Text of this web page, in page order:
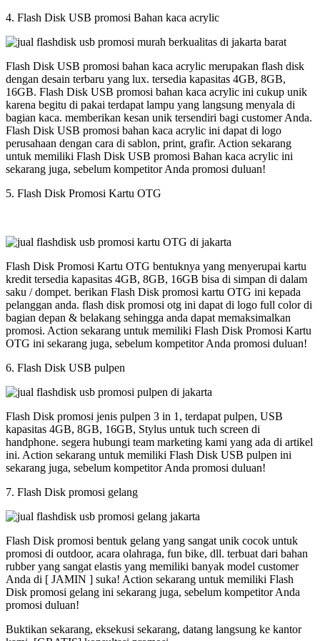
4. Flash Disk USB promosi Bahan kaca acrylic
Flash Disk USB promosi bahan kaca acrylic merupakan flash disk
dengan desain terbaru yang lux. tersedia kapasitas 4GB, 8GB,
16GB. Flash Disk USB promosi bahan kaca acrylic ini cukup unik
karena begitu di pakai terdapat lampu yang langsung menyala di
bagian kaca. memberikan kesan unik tersendiri bagi customer Anda.
Flash Disk USB promosi bahan kaca acrylic ini dapat di logo
perusahaan dengan cara di sablon, print, grafir. Action sekarang
untuk memiliki Flash Disk USB promosi Bahan kaca acrylic ini
sekarang juga, sebelum kompetitor Anda promosi duluan!
5. Flash Disk Promosi Kartu OTG
Flash Disk Promosi Kartu OTG bentuknya yang menyerupai kartu
kredit tersedia kapasitas 4GB, 8GB, 16GB bisa di simpan di dalam
saku / dompet. berikan Flash Disk promosi kartu OTG ini kepada
pelanggan anda. flash disk promosi otg ini dapat di logo full color di
bagian depan & belakang sehingga anda dapat memaksimalkan
promosi. Action sekarang untuk memiliki Flash Disk Promosi Kartu
OTG ini sekarang juga, sebelum kompetitor Anda promosi duluan!
6. Flash Disk USB pulpen
Flash Disk promosi jenis pulpen 3 in 1, terdapat pulpen, USB
kapasitas 4GB, 8GB, 16GB, Stylus untuk tuch screen di
handphone. segera hubungi team marketing kami yang ada di artikel
ini. Action sekarang untuk memiliki Flash Disk USB pulpen ini
sekarang juga, sebelum kompetitor Anda promosi duluan!
7. Flash Disk promosi gelang
Flash Disk promosi bentuk gelang yang sangat unik cocok untuk
promosi di outdoor, acara olahraga, fun bike, dll. terbuat dari bahan
rubber yang sangat elastis yang memiliki banyak model customer
Anda di [ JAMIN ] suka! Action sekarang untuk memiliki Flash
Disk promosi gelang ini sekarang juga, sebelum kompetitor Anda
promosi duluan!
Buktikan sekarang, eksekusi sekarang, datang langsung ke kantor